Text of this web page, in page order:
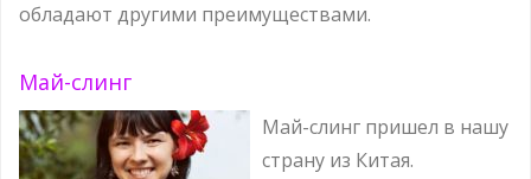
обладают другими преимуществами.
Май-слинг
Май-слинг пришел в нашу
страну из Китая.